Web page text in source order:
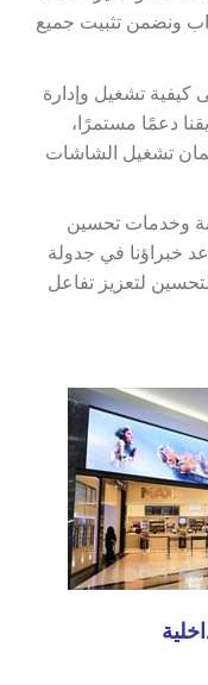
ونضمن تثبيت جميع
كيفية تشغيل وإدارة
دعمًا مستمرًا،
تشغيل الشاشات
وخدمات تحسين
خبراؤنا في جدولة
لتعزيز تفاعل